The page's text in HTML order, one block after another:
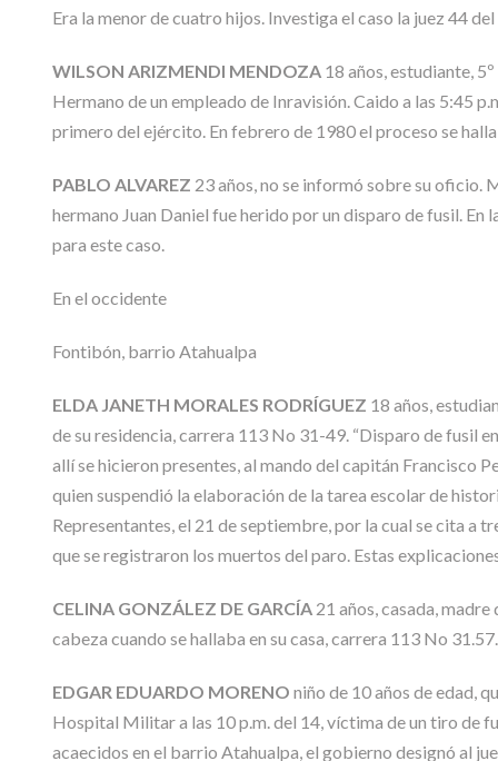
Era la menor de cuatro hijos. Investiga el caso la juez 44
WILSON ARIZMENDI MENDOZA18 años, estudiante,
Hermano de un empleado de Inravisión. Caido a las 5:45
primero del ejército. En febrero de 1980 el proceso se
PABLO ALVAREZ 23 años, no se informó sobre su oficio.
hermano Juan Daniel fue herido por un disparo de fusil.
para este caso.
En el occidente
Fontibón, barrio Atahualpa
ELDA JANETH MORALES RODRÍGUEZ 18 años,
de su residencia, carrera 113 No 31-49. “Disparo de fusil
allí se hicieron presentes, al mando del capitán Francisco
quien suspendió la elaboración de la tarea escolar de
Representantes, el 21 de septiembre, por la cual se cita a
que se registraron los muertos del paro. Estas
CELINA GONZÁLEZ DE GARCÍA21 años, casada, madre
cabeza cuando se hallaba en su casa, carrera 113 No 31.57.
EDGAR EDUARDO MORENO niño de 10 años de edad,
Hospital Militar a las 10 p.m. del 14, víctima de un tiro de
acaecidos en el barrio Atahualpa, el gobierno designó al